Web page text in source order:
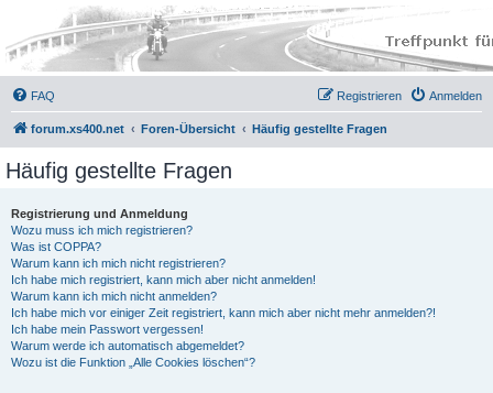
FAQ Anmelden
Registrieren
forum.xs400.net Foren-Übersicht Häufig gestellte Fragen
Häufig gestellte Fragen
Registrierung und Anmeldung
Wozu muss ich mich registrieren?
Was ist COPPA?
Warum kann ich mich nicht registrieren?
Ich habe mich registriert, kann mich aber nicht anmelden!
Warum kann ich mich nicht anmelden?
Ich habe mich vor einiger Zeit registriert, kann mich aber nicht mehr anmelden?!
Ich habe mein Passwort vergessen!
Warum werde ich automatisch abgemeldet?
Wozu ist die Funktion „Alle Cookies löschen“?